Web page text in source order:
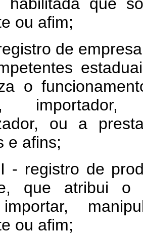
ou afim;
de
o
ou a
e afins;
- registro de
que atribui o
importar,
ou afim;